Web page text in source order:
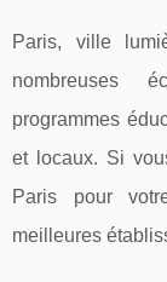
Paris, ville
nombreuses
programmes
et locaux. Si
Paris pour
meilleures